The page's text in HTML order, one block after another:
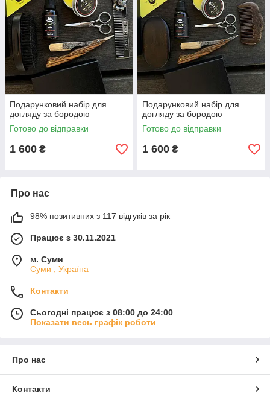
Подарунковий набір для
догляду за бородою
Готово до відправки
1 600 ₴
Подарунковий набір для
догляду за бородою
Готово до відправки
1 600 ₴
Про нас
98% позитивних з 117 відгуків за рік
Працює з 30.11.2021
м. Суми
Суми , Україна
Контакти
Сьогодні працює з 08:00 до 24:00
Показати весь графік роботи
Про нас
Контакти